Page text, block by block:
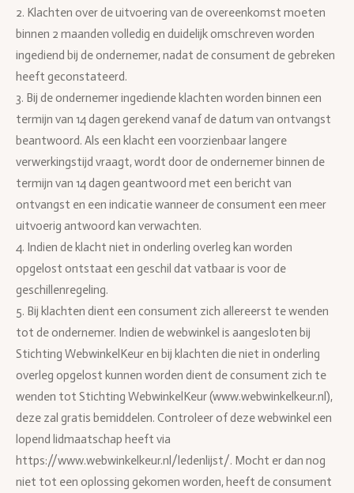
2. Klachten over de uitvoering van de overeenkomst moeten
binnen 2 maanden volledig en duidelijk omschreven worden
ingediend bij de ondernemer, nadat de consument de gebreken
heeft geconstateerd.
3. Bij de ondernemer ingediende klachten worden binnen een
termijn van 14 dagen gerekend vanaf de datum van ontvangst
beantwoord. Als een klacht een voorzienbaar langere
verwerkingstijd vraagt, wordt door de ondernemer binnen de
termijn van 14 dagen geantwoord met een bericht van
ontvangst en een indicatie wanneer de consument een meer
uitvoerig antwoord kan verwachten.
4. Indien de klacht niet in onderling overleg kan worden
opgelost ontstaat een geschil dat vatbaar is voor de
geschillenregeling.
5. Bij klachten dient een consument zich allereerst te wenden
tot de ondernemer. Indien de webwinkel is aangesloten bij
Stichting WebwinkelKeur en bij klachten die niet in onderling
overleg opgelost kunnen worden dient de consument zich te
wenden tot Stichting WebwinkelKeur (www.webwinkelkeur.nl),
deze zal gratis bemiddelen. Controleer of deze webwinkel een
lopend lidmaatschap heeft via
https://www.webwinkelkeur.nl/ledenlijst/. Mocht er dan nog
niet tot een oplossing gekomen worden, heeft de consument